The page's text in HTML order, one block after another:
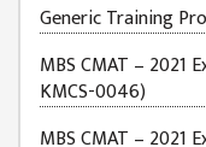
KMC OFFICIAL
REPORTS
ENROLLMENT
TREND
Generic Training
MBS CMAT – 2021
KMCS-0046)
MBS CMAT – 2021